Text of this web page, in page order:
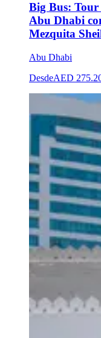
Big Bus:
Abu Dhabi
Mezquita
Abu Dhabi
DesdeAED